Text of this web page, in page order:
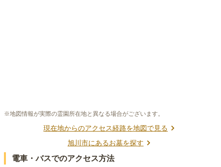
※地図情報が実際の霊園所在地と異なる場合がございます。
現在地からのアクセス経路を地図で見る
旭川市にあるお墓を探す
電車・バスでのアクセス方法